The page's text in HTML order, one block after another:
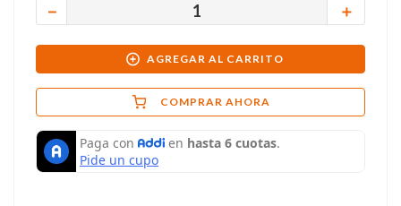
＋
－
AGREGAR AL CARRITO
COMPRAR AHORA